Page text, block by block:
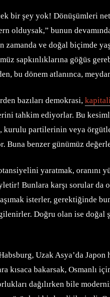
bir şey yok! Dönüşümleri
olduysak,” bunun
zamanda ve doğal biçimde
sapkınlıklarına göğüs
bu dönem atlanınca,
bazıları demokrasi,
tahkim ediyorlar. Bu
kurulu partilerinin veya
benzer günümüz
yaratmak, oranını
Bunlara karşı sorular da
isterler, gerektiğinde
Doğru olan ise doğal
Uzak Asya’da
kısaca bakarsak, Osmanlı
dağılırken bile